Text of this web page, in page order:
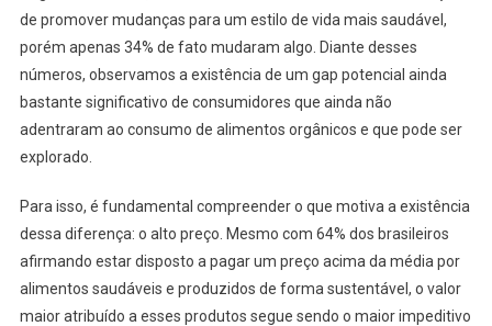
de promover mudanças para um estilo de vida mais saudável,
porém apenas 34% de fato mudaram algo. Diante desses
números, observamos a existência de um gap potencial ainda
bastante significativo de consumidores que ainda não
adentraram ao consumo de alimentos orgânicos e que pode ser
explorado.
Para isso, é fundamental compreender o que motiva a existência
dessa diferença: o alto preço. Mesmo com 64% dos brasileiros
afirmando estar disposto a pagar um preço acima da média por
alimentos saudáveis e produzidos de forma sustentável, o valor
maior atribuído a esses produtos segue sendo o maior impeditivo